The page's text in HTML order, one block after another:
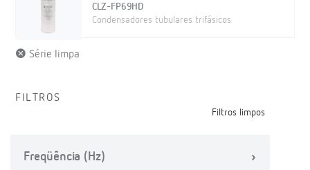
CLZ-FP69HD
Condensadores tubulares trifásicos
Série limpa
FILTROS
Filtros limpos
Freqüência (Hz)